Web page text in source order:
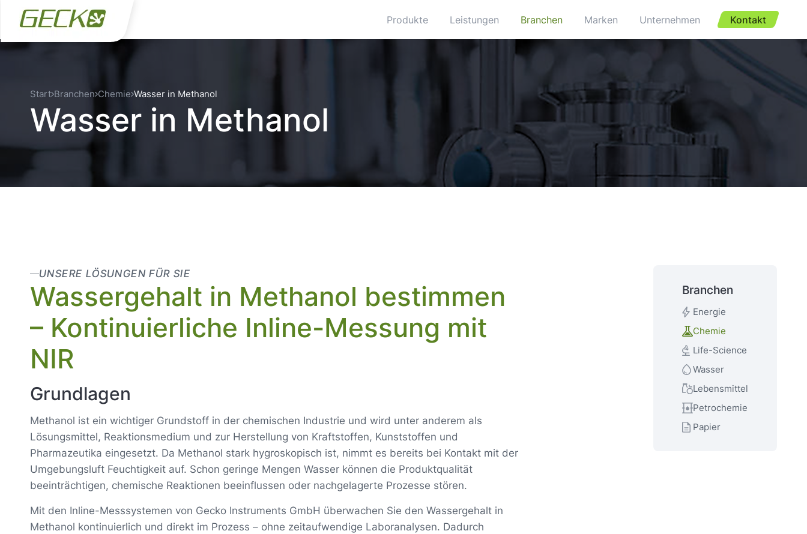
Produkte Leistungen Branchen Marken Unternehmen Kontakt
Start Branchen Chemie Wasser in Methanol
Wasser in Methanol
UNSERE LÖSUNGEN FÜR SIE
Wassergehalt in Methanol bestimmen
– Kontinuierliche Inline-Messung mit
NIR
Grundlagen
Methanol ist ein wichtiger Grundstoff in der chemischen Industrie und wird unter anderem als
Lösungsmittel, Reaktionsmedium und zur Herstellung von Kraftstoffen, Kunststoffen und
Pharmazeutika eingesetzt. Da Methanol stark hygroskopisch ist, nimmt es bereits bei Kontakt mit der
Umgebungsluft Feuchtigkeit auf. Schon geringe Mengen Wasser können die Produktqualität
beeinträchtigen, chemische Reaktionen beeinflussen oder nachgelagerte Prozesse stören.
Mit den Inline-Messsystemen von Gecko Instruments GmbH überwachen Sie den Wassergehalt in
Methanol kontinuierlich und direkt im Prozess – ohne zeitaufwendige Laboranalysen. Dadurch
Branchen
Energie
Chemie
Life-Science
Wasser
Lebensmittel
Petrochemie
Papier